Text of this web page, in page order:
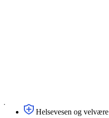
Helsevesen og velvære